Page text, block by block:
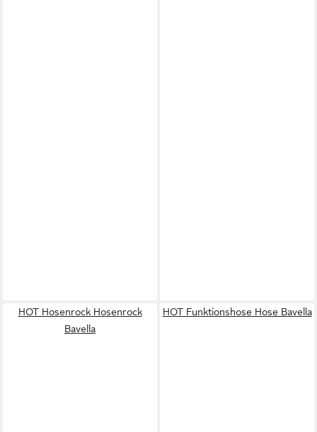
HOT Hosenrock Hosenrock
Bavella
HOT Funktionshose Hose Bavella